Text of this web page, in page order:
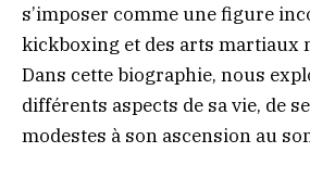
s’imposer comme une figure
kickboxing et des arts martiaux
Dans cette biographie, nous
différents aspects de sa vie, de
modestes à son ascension au